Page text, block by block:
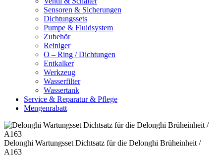
Sensoren & Sicherungen
Dichtungssets
Pumpe & Fluidsystem
Zubehör
Reiniger
O – Ring / Dichtungen
Entkalker
Werkzeug
Wasserfilter
Wassertank
Service & Reparatur & Pflege
Mengenrabatt
Delonghi Wartungsset Dichtsatz für die Delonghi Brüheinheit /
A163